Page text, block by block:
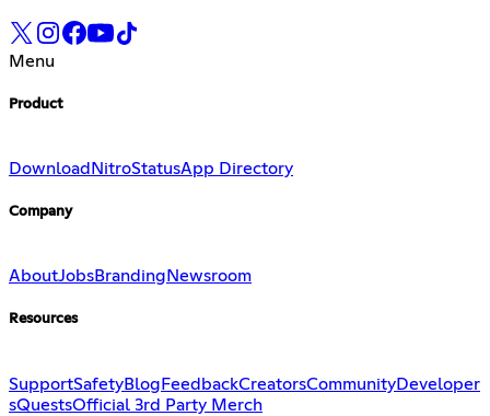
Menu
Product
Download NitroStatusApp Directory
Company
AboutJobsBranding Newsroom
Resources
SupportSafetyBlog FeedbackCreatorsCommunityDeveloper
sQuestsOfficial 3rd Party Merch